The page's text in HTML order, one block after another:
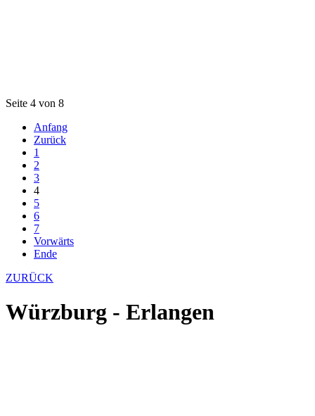
Seite 4 von 8
Anfang
Zurück
1
2
3
4
5
6
7
Vorwärts
Ende
ZURÜCK
Würzburg - Erlangen